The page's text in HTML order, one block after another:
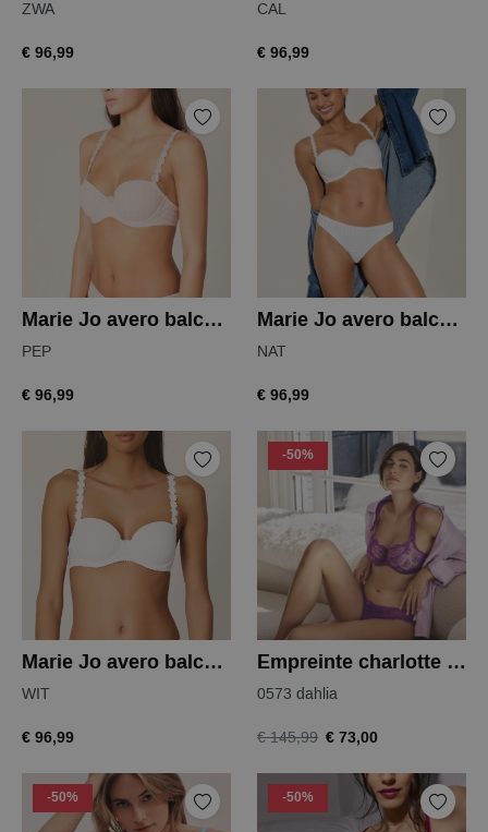
ZWA
€ 96,99
CAL
€ 96,99
Marie Jo avero balconnet bh
PEP
€ 96,99
Marie Jo avero balconnet bh
NAT
€ 96,99
Marie Jo avero balconnet bh
WIT
€ 96,99
-50%
Empreinte charlotte balconette bh
0573 dahlia
€ 145,99 € 73,00
-50% -50%